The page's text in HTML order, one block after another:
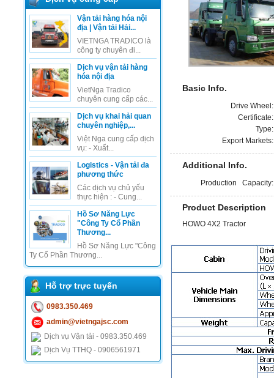
Vận tải hàng hóa nội
địa | Vận tải Hải...
VIETNGA TRADICO là
công ty chuyên đi...
Dịch vụ vận tải hàng
hóa nội địa
VietNga Tradico
chuyên cung cấp các...
Dịch vụ khai hải quan
chuyên nghiệp,...
Việt Nga cung cấp dịch
vụ: - Xuất...
Logistics - Vận tải đa
phương thức
Các dịch vụ chủ yếu
thực hiện : - Cung...
Hồ Sơ Năng Lực
"Công Ty Cổ Phần
Thương...
Hồ Sơ Năng Lực "Công
Ty Cổ Phần Thương...
Hỗ trợ trực tuyến
0983.350.469
admin@vietngajsc.com
Dịch vụ Vận tải - 0983.350.469
Dịch Vụ TTHQ - 0906561971
Basic Info.
Drive
Export
Additional Info.
Production
Product Description
HOWO 4X2 Tractor